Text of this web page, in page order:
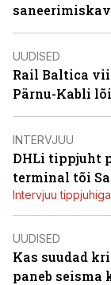
UUDISED
Rail Baltica
Pärnu-Kabli
INTERVJUU
DHLi tippjuht
terminal tõi
Intervjuu tippjuhiga
UUDISED
Kas suudad
paneb seisma